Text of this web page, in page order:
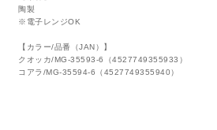
陶製
※電子レンジOK
【カラー/品番（JAN）】
クオッカ/MG-35593-6（4527749355933）
コアラ/MG-35594-6（4527749355940）